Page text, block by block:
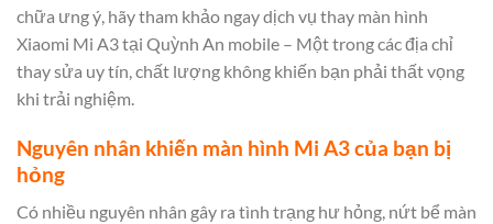
chữa ưng ý, hãy tham khảo ngay dịch vụ thay màn hình
Xiaomi Mi A3 tại Quỳnh An mobile – Một trong các địa chỉ
thay sửa uy tín, chất lượng không khiến bạn phải thất vọng
khi trải nghiệm.
Nguyên nhân khiến màn hình Mi A3 của bạn bị
hỏng
Có nhiều nguyên nhân gây ra tình trạng hư hỏng, nứt bể màn